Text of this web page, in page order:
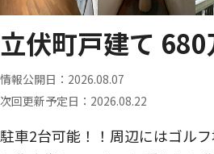
立伏町戸建て 680
情報公開日： 2026.08.07
次回更新予定日： 2026.08.22
駐車2台可能！！周辺にはゴル